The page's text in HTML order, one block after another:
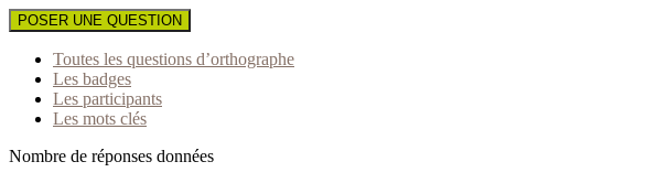
POSER UNE QUESTION
Toutes les questions d’orthographe
Les badges
Les participants
Les mots clés
Nombre de réponses données